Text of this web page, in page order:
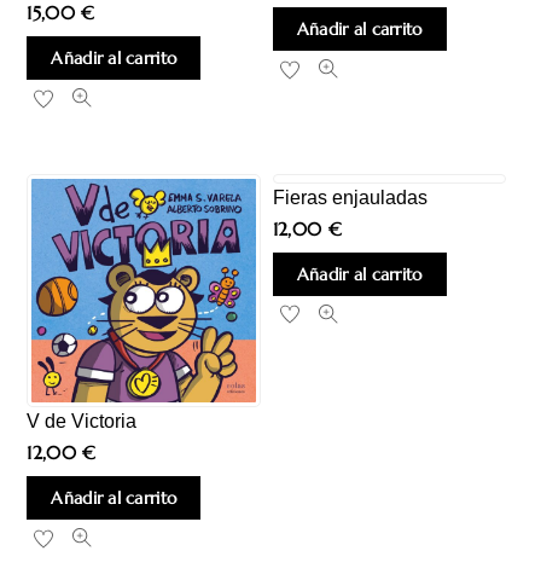
15,00€
Añadir al carrito
Añadir al carrito
V de Victoria
12,00€
Añadir al carrito
Fieras enjauladas
12,00 €
Añadir al carrito